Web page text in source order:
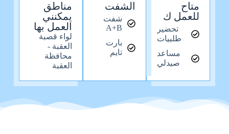
متاح
للعمل ك
تحضير
طلبيات
مساعد
صيدلي
الشفت
شفت
A+B
بارت
تايم
مناطق
يمكنني
العمل بها
لواء قصبة
العقبة -
محافظة
العقبة